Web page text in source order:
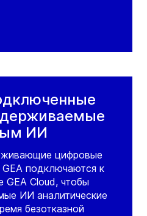
ИИ
цифровые
подключаются к
GEA Cloud, чтобы
ИИ аналитические
безотказной